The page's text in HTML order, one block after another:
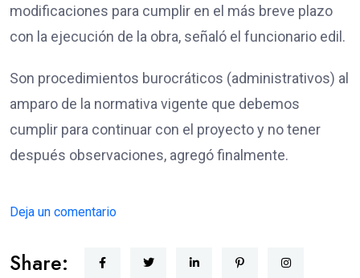
modificaciones para cumplir en el más breve plazo
con la ejecución de la obra, señaló el funcionario edil.
Son procedimientos burocráticos (administrativos) al
amparo de la normativa vigente que debemos
cumplir para continuar con el proyecto y no tener
después observaciones, agregó finalmente.
Deja un comentario
Share: